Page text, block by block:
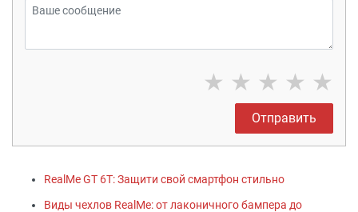
★ ★ ★ ★ ★
Отправить
RealMe GT 6T: Защити свой смартфон стильно
Виды чехлов RealMe: от лаконичного бампера до